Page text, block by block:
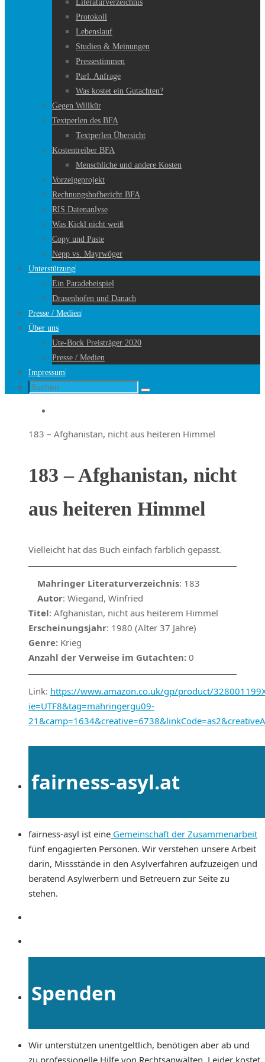
Literaturverzeichnis
Protokoll
Lebenslauf
Studien & Meinungen
Pressestimmen
Parl. Anfrage
Was kostet ein Gutachten?
Gegen Willkür
Textperlen des BFA
Textperlen Übersicht
Kostentreiber BFA
Menschliche und andere Kosten
Vorzeigeprojekt
Rechnungshofbericht BFA
RIS Datenanlyse
Was Kickl nicht weiß
Copy und Paste
Nepp vs. Mayrwöger
Unterstützung
Ein Paradebeispiel
Drasenhofen und Danach
Presse / Medien
Über uns
Ute-Bock Preisträger 2020
Presse / Medien
Impressum
Suche
Suchen
Startseite
183 – Afghanistan, nicht aus heiteren Himmel
183 – Afghanistan, nicht
aus heiteren Himmel
Vielleicht hat das Buch einfach farblich gepasst.
Mahringer Literaturverzeichnis: 183
Autor: Wiegand, Winfried
Titel: Afghanistan, nicht aus heiterem Himmel
Erscheinungsjahr: 1980 (Alter 37 Jahre)
Genre: Krieg
Anzahl der Verweise im Gutachten: 0
Link: https://www.amazon.co.uk/gp/product/
ie=UTF8&tag=mahringergu09-
fairness-asyl.at
fairness-asyl ist eine Gemeinschaft der Zusammenarbeit
fünf engagierten Personen. Wir verstehen unsere Arbeit
darin, Missstände in den Asylverfahren aufzuzeigen und
beratend Asylwerbern und Betreuern zur Seite zu
stehen.
Spenden
Wir unterstützen unentgeltlich, benötigen aber ab und